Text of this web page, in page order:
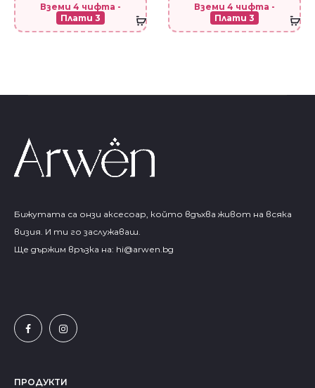
Вземи 4 чифта -
Плати 3
Вземи 4 чифта -
Плати 3
Бижутата са онзи аксесоар, който вдъхва живот на всяка
визия. И ти го заслужаваш.
Ще държим връзка на: hi@arwen.bg
ПРОДУКТИ